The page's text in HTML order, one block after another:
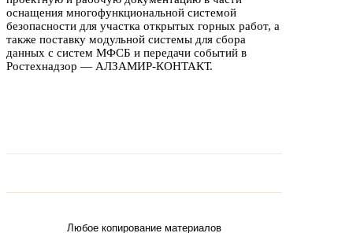
оснащения многофункциональной системой
безопасности для участка открытых горных работ, а
также поставку модульной системы для сбора
данных с систем МФСБ и передачи событий в
Ростехнадзор — АЛЗАМИР-КОНТАКТ.
Любое копирование материалов